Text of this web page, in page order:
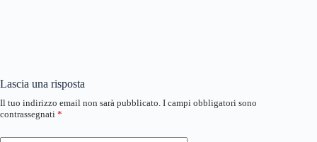
Lascia una risposta
Il tuo indirizzo email non sarà pubblicato. I campi obbligatori sono
contrassegnati *